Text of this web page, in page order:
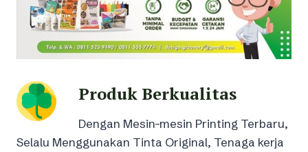
Produk Berkualitas
Dengan Mesin-mesin Printing Terbaru,
Selalu Menggunakan Tinta Original, Tenaga kerja